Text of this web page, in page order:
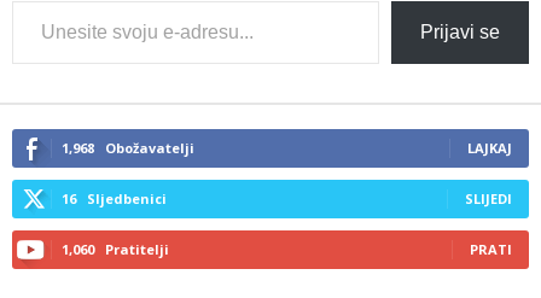
Type
your
email…
Prijavi se
1,968 Obožavatelji LAJKAJ
16 Sljedbenici SLIJEDI
1,060 Pratitelji PRATI